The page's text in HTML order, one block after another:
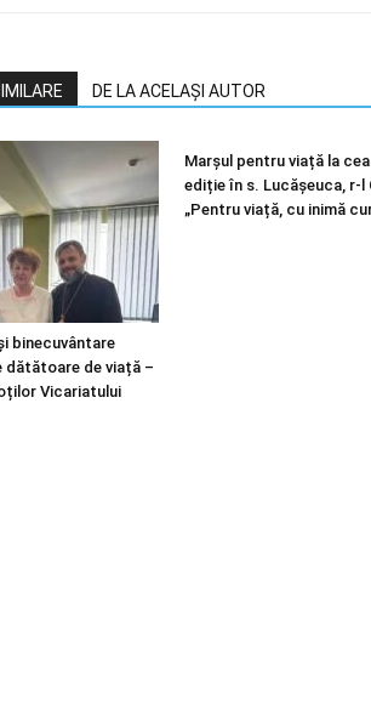
DE LA ACELAȘI AUTOR
binecuvântare
dătătoare de viață –
Vicariatului
Marșul pentru viață la
ediție în s. Lucășeuca, r-l
„Pentru viață, cu inimă